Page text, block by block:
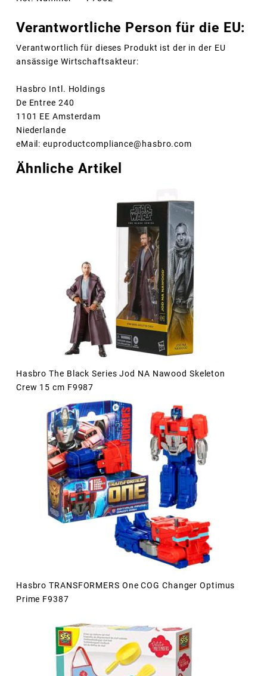
Verantwortliche Person für die EU:
Verantwortlich für dieses Produkt ist der in der EU
ansässige Wirtschaftsakteur:
Hasbro Intl. Holdings
De Entree 240
1101 EE Amsterdam
Niederlande
eMail: euproductcompliance@hasbro.com
Ähnliche Artikel
Hasbro The Black Series Jod NA Nawood Skeleton
Crew 15 cm F9987
Hasbro TRANSFORMERS One COG Changer Optimus
Prime F9387